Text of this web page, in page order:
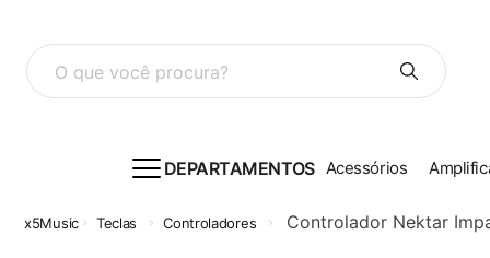
O que você procura?
DEPARTAMENTOS Acessórios
Teclas Controladores Controlador Nektar